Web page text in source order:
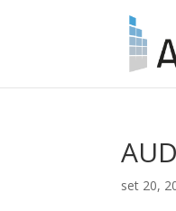
set 20,